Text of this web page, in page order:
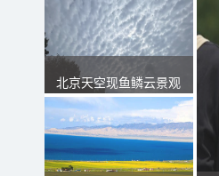
北京天空现鱼鳞云景观